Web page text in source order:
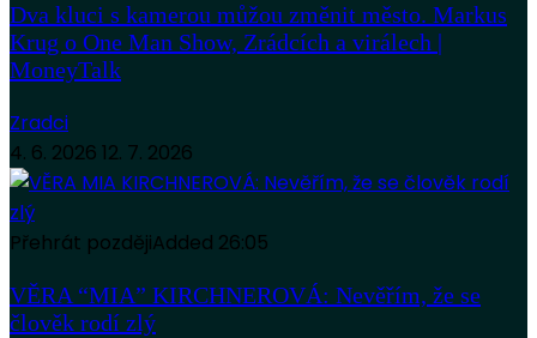
Dva kluci s kamerou můžou změnit město. Markus
Krug o One Man Show, Zrádcích a virálech |
MoneyTalk
Zradci
4. 6. 2026 12. 7. 2026
Přehrát pozdějiAdded 26:05
VĚRA “MIA” KIRCHNEROVÁ: Nevěřím, že se
člověk rodí zlý